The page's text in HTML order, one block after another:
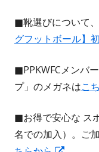
■靴選びについて
グフットボール】
■PPKWFCメンバ
プ」のメガネはこ
■お得で安心な ス
名での加入）。ご